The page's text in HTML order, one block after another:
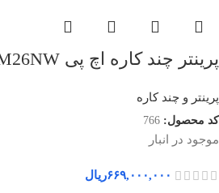
پرینتر چند کاره اچ پی M26NW
پرینتر و چند کاره
کد محصول: 766
موجود در انبار
۶۶۹,۰۰۰,۰۰۰ریال